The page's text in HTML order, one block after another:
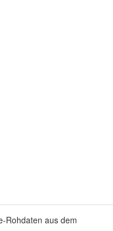
Rohdaten aus dem